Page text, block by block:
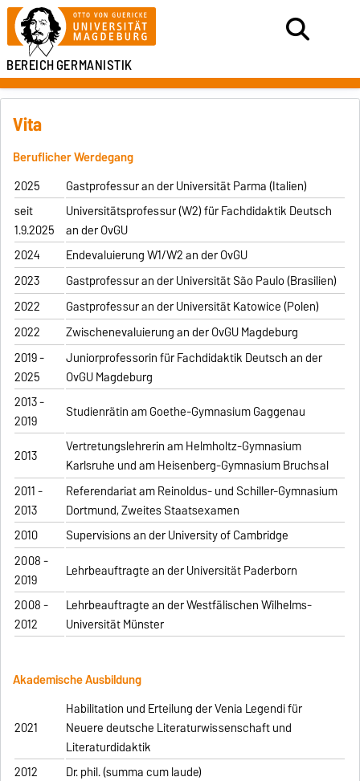
BEREICHGERMANISTIK
Vita
Beruflicher Werdegang
2025
Gastprofessur an der Universität Parma (Italien)
seit
1.9.2025
Universitätsprofessur (W2) für Fachdidaktik Deutsch
an der OvGU
2024
Endevaluierung W1/W2 an der OvGU
2023
Gastprofessur an der Universität São Paulo (Brasilien)
2022
Gastprofessur an der Universität Katowice (Polen)
2022
Zwischenevaluierung an der OvGU Magdeburg
2019 -
2025
Juniorprofessorin für Fachdidaktik Deutsch an der
OvGU Magdeburg
2013 -
2019
Studienrätin am Goethe-Gymnasium Gaggenau
2013
Vertretungslehrerin am Helmholtz-Gymnasium
Karlsruhe und am Heisenberg-Gymnasium Bruchsal
2011 -
2013
Referendariat am Reinoldus- und Schiller-Gymnasium
Dortmund, Zweites Staatsexamen
2010
Supervisions an der University of Cambridge
2008 -
2019
Lehrbeauftragte an der Universität Paderborn
2008 -
2012
Lehrbeauftragte an der Westfälischen Wilhelms-
Universität Münster
Akademische Ausbildung
2021
Habilitation und Erteilung der Venia Legendi für
Neuere deutsche Literaturwissenschaft und
Literaturdidaktik
2012
Dr. phil. (summa cum laude)